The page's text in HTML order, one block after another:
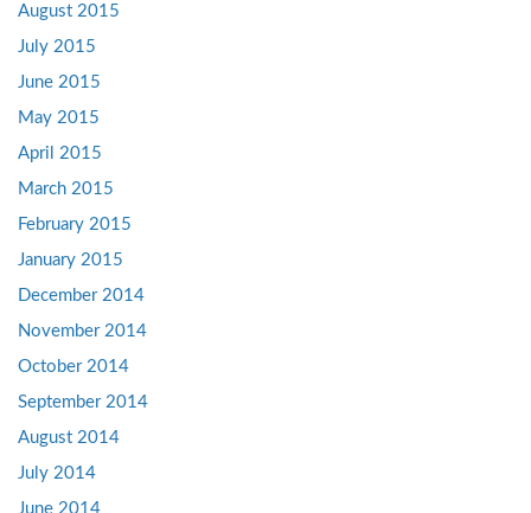
August 2015
July 2015
June 2015
May 2015
April 2015
March 2015
February 2015
January 2015
December 2014
November 2014
October 2014
September 2014
August 2014
July 2014
June 2014